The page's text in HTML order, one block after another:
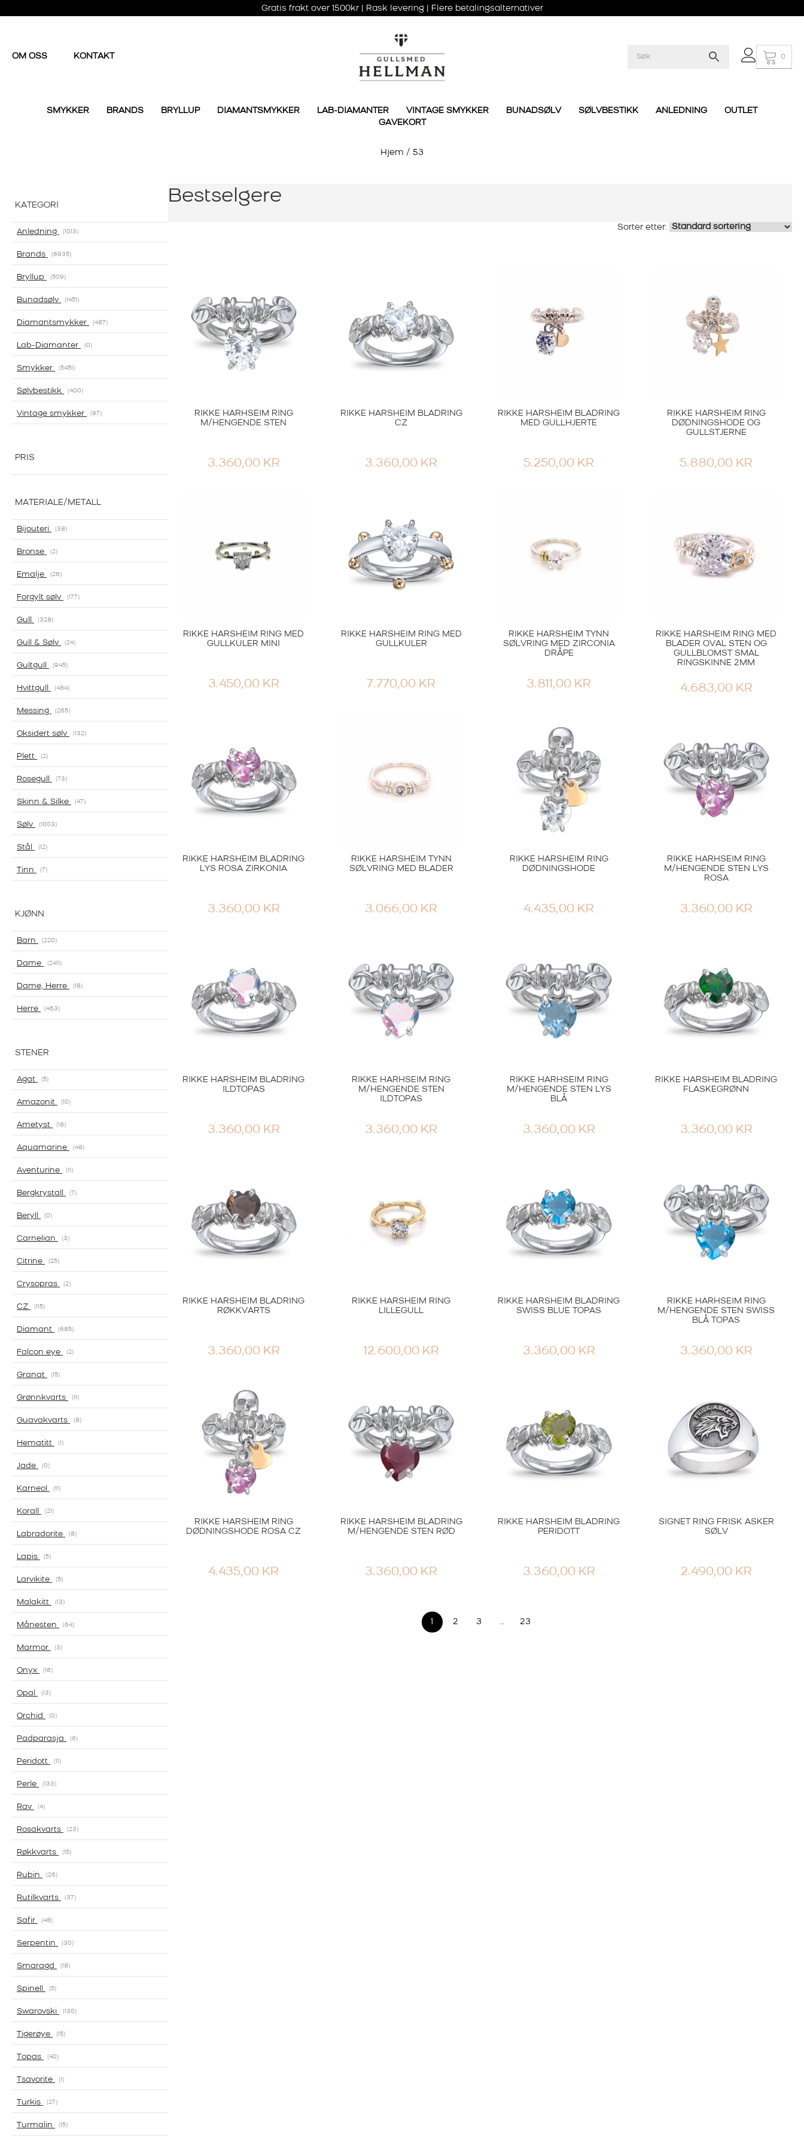
Gratis frakt over 1500kr | Rask levering | Flere betalingsalternativer
OM OSS KONTAKT 0
SMYKKER BRANDS BRYLLUP DIAMANTSMYKKER LAB-DIAMANTER VINTAGE SMYKKER BUNADSØLV SØLVBESTIKK ANLEDNING
OUTLET
GAVEKORT
Hjem / 53
KATEGORI
Anledning 1013
Brands 6935
Bryllup 509
Bunadsølv 1451
Diamantsmykker 487
Lab-Diamanter 0
Smykker 5451
Sølvbestikk 400
Vintage smykker 97
PRIS
MATERIALE/METALL
Bijouteri 38
Bronse 2
Emalje 26
Forgylt sølv 177
Gull 328
Gull & Sølv 24
Gultgull 945
Hvittgull 484
Messing 265
Oksidert sølv 132
Plett 2
Rosegull 73
Skinn & Silke 47
Sølv 1003
Stål 12
Tinn 7
KJØNN
Barn 220
Dame 2411
Dame, Herre 18
Herre 463
STENER
Agat 5
Amazonit 10
Ametyst 18
Aquamarine 48
Aventurine 11
Bergkrystall 7
Beryll 0
Carnelian 3
Citrine 25
Crysopras 2
CZ 115
Diamant 685
Falcon eye 2
Granat 15
Grønnkvarts 11
Guavakvarts 8
Hematitt 1
Jade 0
Karneol 11
Korall 21
Labradorite 8
Lapis 5
Larvikite 5
Malakitt 13
Månesten 64
Marmor 3
Onyx 16
Opal 13
Orchid 0
Padparasja 6
Peridott 11
Perle 133
Rav 4
Rosakvarts 23
Røkkvarts 15
Rubin 26
Rutilkvarts 37
Safir 48
Serpentin 30
Smaragd 18
Spinell 5
Swarovski 130
Tigerøye 15
Topas 40
Tsavorite 1
Turkis 27
Turmalin 15
Bestselgere
RIKKE HARHSEIM RING
M/HENGENDE STEN
3.360,00 KR
RIKKE HARSHEIM BLADRING
CZ
3.360,00 KR
RIKKE HARSHEIM BLADRING
MED GULLHJERTE
5.250,00 KR
RIKKE HARSHEIM RING
DØDNINGSHODE OG
GULLSTJERNE
5.880,00 KR
RIKKE HARSHEIM RING MED
GULLKULER MINI
3.450,00 KR
RIKKE HARSHEIM RING MED
GULLKULER
7.770,00 KR
RIKKE HARSHEIM TYNN
SØLVRING MED ZIRCONIA
DRÅPE
3.811,00 KR
RIKKE HARSHEIM RING MED
BLADER OVAL STEN OG
GULLBLOMST SMAL
RINGSKINNE 2MM
4.683,00 KR
RIKKE HARSHEIM BLADRING
LYS ROSA ZIRKONIA
3.360,00 KR
RIKKE HARSHEIM TYNN
SØLVRING MED BLADER
3.066,00 KR
RIKKE HARSHEIM RING
DØDNINGSHODE
4.435,00 KR
RIKKE HARHSEIM RING
M/HENGENDE STEN LYS
ROSA
3.360,00 KR
RIKKE HARSHEIM BLADRING
ILDTOPAS
3.360,00 KR
RIKKE HARHSEIM RING
M/HENGENDE STEN
ILDTOPAS
3.360,00 KR
RIKKE HARHSEIM RING
M/HENGENDE STEN LYS
BLÅ
3.360,00 KR
RIKKE HARSHEIM BLADRING
FLASKEGRØNN
3.360,00 KR
RIKKE HARSHEIM BLADRING
RØKKVARTS
3.360,00 KR
RIKKE HARSHEIM RING
LILLEGULL
12.600,00 KR
RIKKE HARSHEIM BLADRING
SWISS BLUE TOPAS
3.360,00 KR
RIKKE HARHSEIM RING
M/HENGENDE STEN SWISS
BLÅ TOPAS
3.360,00 KR
RIKKE HARSHEIM RING
DØDNINGSHODE ROSA CZ
4.435,00 KR
RIKKE HARSHEIM BLADRING
M/HENGENDE STEN RØD
3.360,00 KR
RIKKE HARSHEIM BLADRING
PERIDOTT
3.360,00 KR
SIGNET RING FRISK ASKER
SØLV
2.490,00 KR
1 2 3 … 23